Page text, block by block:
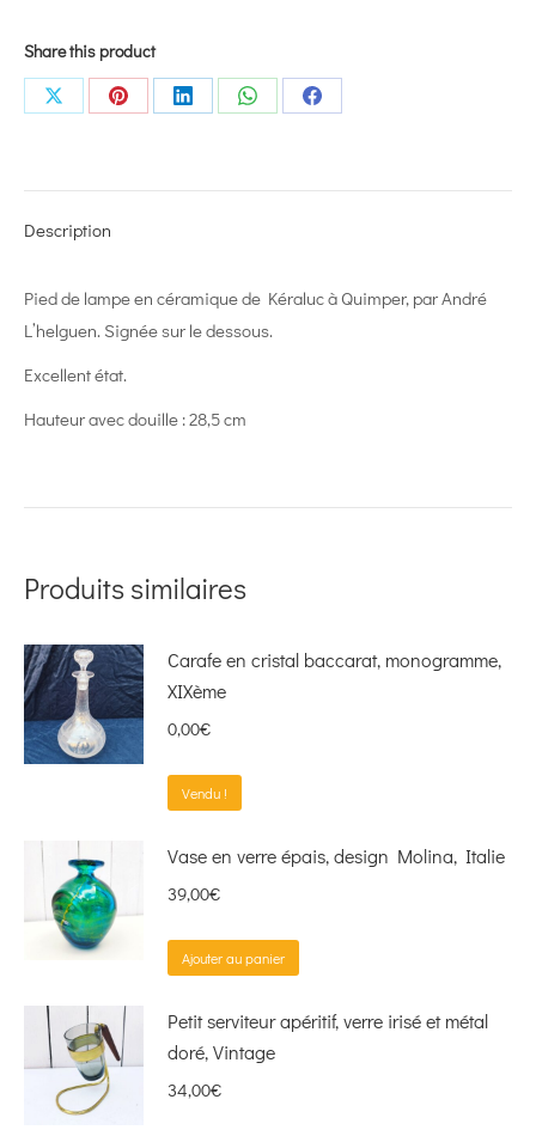
Share this product
Share
Share
Share
Share
Share
Description
Pied de lampe en céramique de Kéraluc à Quimper, par André
L’helguen. Signée sur le dessous.
Excellent état.
Hauteur avec douille : 28,5 cm
Produits similaires
Carafe en cristal baccarat, monogramme,
XIXème
0,00€
Vendu !
Vase en verre épais, design Molina, Italie
39,00€
Ajouter au panier
Petit serviteur apéritif, verre irisé et métal
doré, Vintage
34,00€